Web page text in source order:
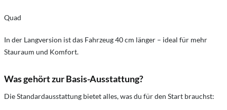
Quad
In der Langversion ist das Fahrzeug 40 cm länger – ideal für mehr
Stauraum und Komfort.
Was gehört zur Basis-Ausstattung?
Die Standardausstattung bietet alles, was du für den Start brauchst: